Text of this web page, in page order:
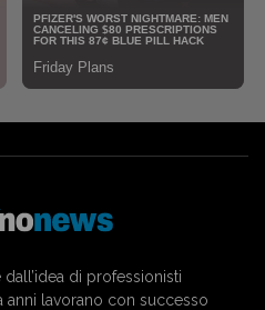
di professionisti
anni lavorano con successo